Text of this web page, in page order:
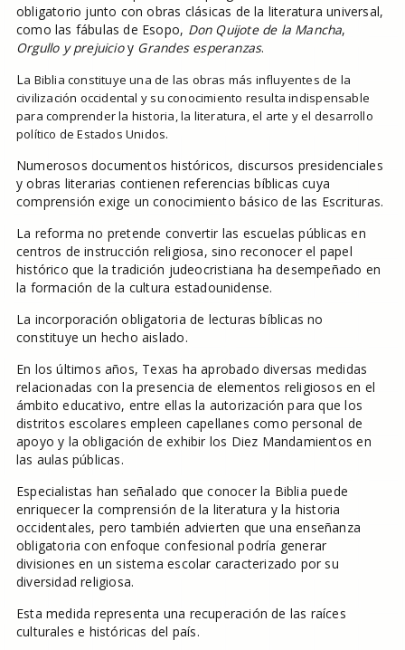
obligatorio junto con obras clásicas de la literatura universal,
como las fábulas de Esopo, Don Quijote de la Mancha,
Orgullo y prejuicioy Grandes esperanzas.
La Biblia constituye una de las obras más influyentes de la
civilización occidental y su conocimiento resulta indispensable
para comprender la historia, la literatura, el arte y el desarrollo
político de Estados Unidos.
Numerosos documentos históricos, discursos presidenciales
y obras literarias contienen referencias bíblicas cuya
comprensión exige un conocimiento básico de las Escrituras.
La reforma no pretende convertir las escuelas públicas en
centros de instrucción religiosa, sino reconocer el papel
histórico que la tradición judeocristiana ha desempeñado en
la formación de la cultura estadounidense.
La incorporación obligatoria de lecturas bíblicas no
constituye un hecho aislado.
En los últimos años, Texas ha aprobado diversas medidas
relacionadas con la presencia de elementos religiosos en el
ámbito educativo, entre ellas la autorización para que los
distritos escolares empleen capellanes como personal de
apoyo y la obligación de exhibir los Diez Mandamientos en
las aulas públicas.
Especialistas han señalado que conocer la Biblia puede
enriquecer la comprensión de la literatura y la historia
occidentales, pero también advierten que una enseñanza
obligatoria con enfoque confesional podría generar
divisiones en un sistema escolar caracterizado por su
diversidad religiosa.
Esta medida representa una recuperación de las raíces
culturales e históricas del país.